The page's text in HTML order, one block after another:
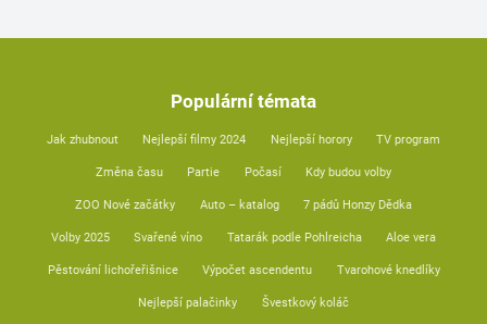
Populární témata
Jak zhubnout Nejlepší filmy 2024 Nejlepší horory TV program
Změna času Partie Počasí Kdy budou volby
ZOO Nové začátky Auto – katalog 7 pádů Honzy Dědka
Volby 2025 Svařené víno Tatarák podle Pohlreicha Aloe vera
Pěstování lichořeřišnice Výpočet ascendentu Tvarohové knedlíky
Nejlepší palačinky Švestkový koláč